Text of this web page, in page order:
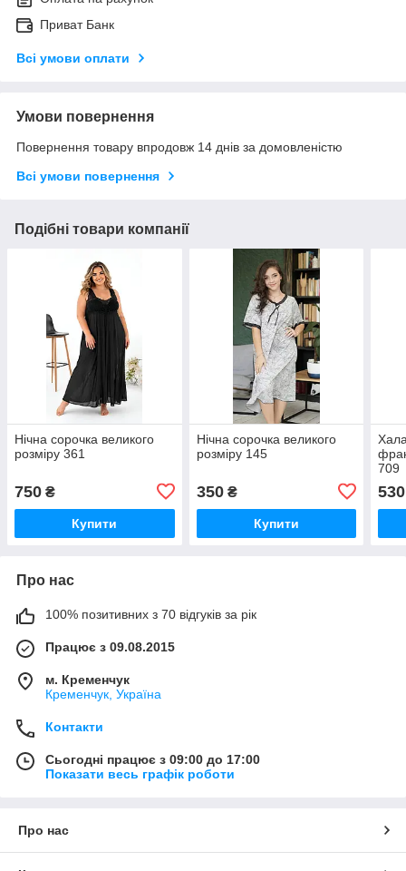
Приват Банк
Всі умови оплати
Умови повернення
Повернення товару впродовж 14 днів за домовленістю
Всі умови повернення
Подібні товари компанії
Нічна сорочка великого
розміру 361
750 ₴
Купити
Нічна сорочка великого
розміру 145
350₴
Купити
709
530
Про нас
100% позитивних з 70 відгуків за рік
Працює з 09.08.2015
м. Кременчук
Кременчук, Україна
Контакти
Сьогодні працює з 09:00 до 17:00
Показати весь графік роботи
Про нас